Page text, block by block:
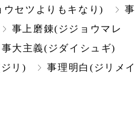
セツよりもキなり)
事
事上磨錬(ジジョウマレ
事大主義(ジダイシュギ)
リ)
事理明白(ジリメイ